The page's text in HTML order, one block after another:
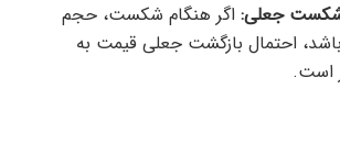
جعلی: اگر هنگام شکست، حجم
احتمال بازگشت جعلی قیمت به
است.